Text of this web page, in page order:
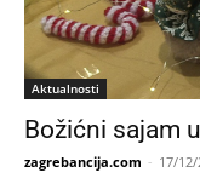
Aktualnosti
Božićni sajam
zagrebancija.com - 17/